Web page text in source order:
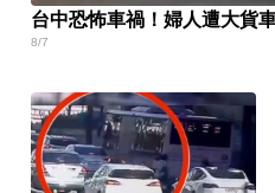
台中恐怖車禍！婦人遭大貨
8/7